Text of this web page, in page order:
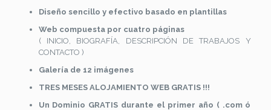
Diseño sencillo y efectivo basado en plantillas
Web compuesta por cuatro páginas
( INICIO, BIOGRAFÍA, DESCRIPCIÓN DE TRABAJOS Y
CONTACTO )
Galería de 12 imágenes
TRES MESES ALOJAMIENTO WEB GRATIS !!!
Un Dominio GRATIS durante el primer año ( .com ó